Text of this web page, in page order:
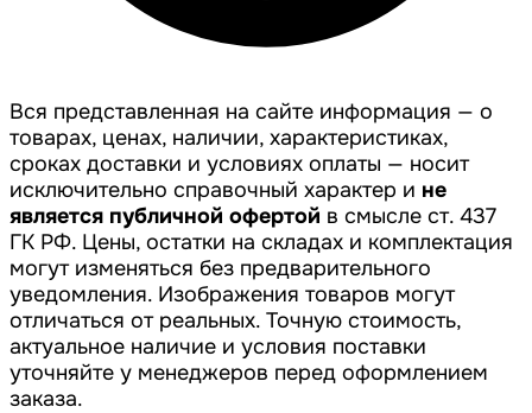
Вся представленная на сайте информация — о
товарах, ценах, наличии, характеристиках,
сроках доставки и условиях оплаты — носит
исключительно справочный характер и не
является публичной офертой в смысле ст. 437
ГК РФ. Цены, остатки на складах и комплектация
могут изменяться без предварительного
уведомления. Изображения товаров могут
отличаться от реальных. Точную стоимость,
актуальное наличие и условия поставки
уточняйте у менеджеров перед оформлением
заказа.